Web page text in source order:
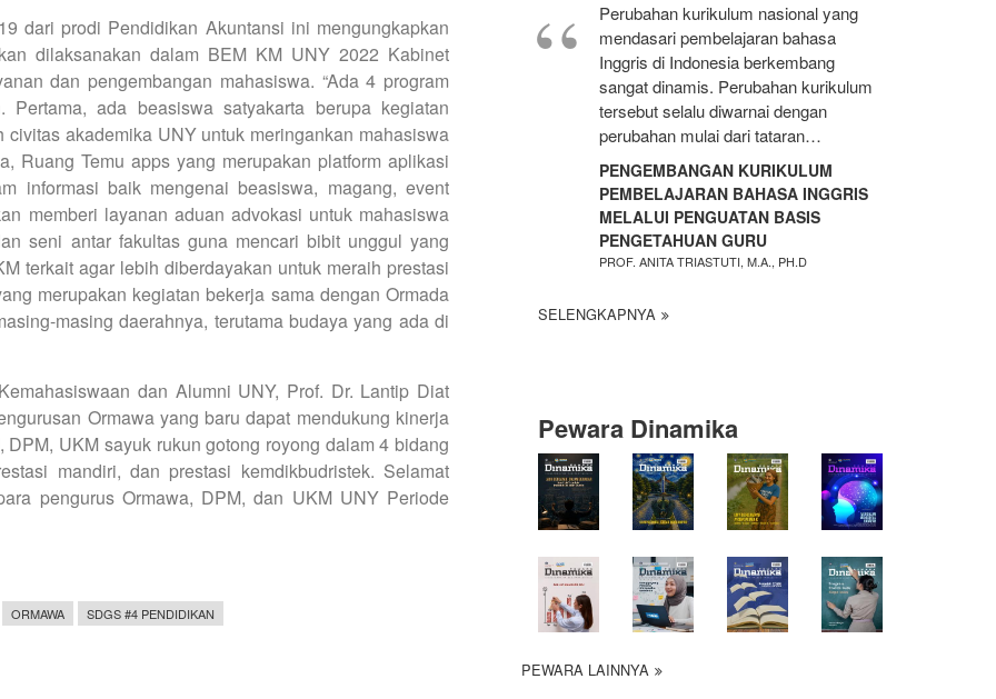
dari prodi Pendidikan Akuntansi ini mengungkapkan
dilaksanakan dalam BEM KM UNY 2022 Kabinet
dan pengembangan mahasiswa. “Ada 4 program
ada beasiswa satyakarta berupa kegiatan
akademika UNY untuk meringankan mahasiswa
Ruang Temu apps yang merupakan platform aplikasi
informasi baik mengenai beasiswa, magang, event
memberi layanan aduan advokasi untuk mahasiswa
seni antar fakultas guna mencari bibit unggul yang
terkait agar lebih diberdayakan untuk meraih prestasi
merupakan kegiatan bekerja sama dengan Ormada
masing daerahnya, terutama budaya yang ada di
dan Alumni UNY, Prof. Dr. Lantip Diat
Ormawa yang baru dapat mendukung kinerja
UKM sayuk rukun gotong royong dalam 4 bidang
mandiri, dan prestasi kemdikbudristek. Selamat
pengurus Ormawa, DPM, dan UKM UNY Periode
ORMAWA SDGS #4 PENDIDIKAN
Perubahan kurikulum nasional yang
mendasari pembelajaran bahasa
Inggris di Indonesia berkembang
sangat dinamis. Perubahan kurikulum
tersebut selalu diwarnai dengan
perubahan mulai dari tataran…
PENGEMBANGAN KURIKULUM
PEMBELAJARAN BAHASA INGGRIS
MELALUI PENGUATAN BASIS
PENGETAHUAN GURU
PROF. ANITA TRIASTUTI, M.A., PH.D
SELENGKAPNYA
Pewara Dinamika
PEWARA LAINNYA